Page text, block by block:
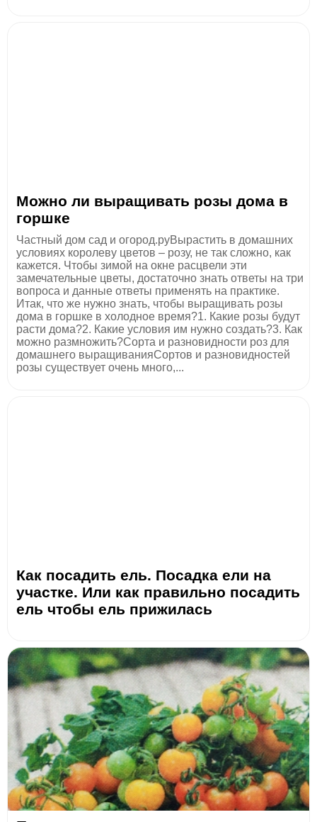
Можно ли выращивать розы дома в
горшке
Частный дом сад и огород.руВырастить в домашних
условиях королеву цветов – розу, не так сложно, как
кажется. Чтобы зимой на окне расцвели эти
замечательные цветы, достаточно знать ответы на три
вопроса и данные ответы применять на практике.
Итак, что же нужно знать, чтобы выращивать розы
дома в горшке в холодное время?1. Какие розы будут
расти дома?2. Какие условия им нужно создать?3. Как
можно размножить?Сорта и разновидности роз для
домашнего выращиванияСортов и разновидностей
розы существует очень много,...
Как посадить ель. Посадка ели на
участке. Или как правильно посадить
ель чтобы ель прижилась